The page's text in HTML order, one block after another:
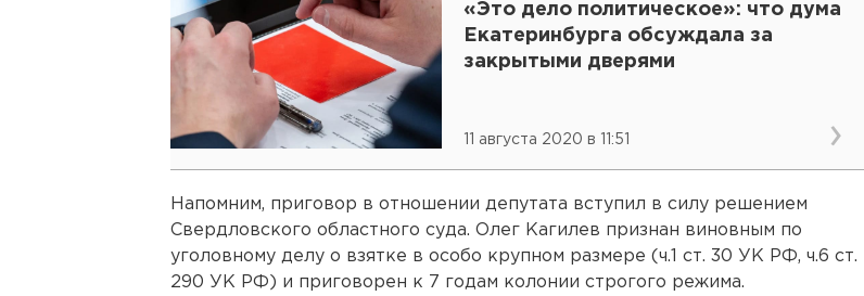
«Это дело политическое»: что дума
Екатеринбурга обсуждала за
закрытыми дверями
11 августа 2020 в 11:51
Напомним, приговор в отношении депутата вступил в силу решением
Свердловского областного суда. Олег Кагилев признан виновным по
уголовному делу о взятке в особо крупном размере (ч.1 ст. 30 УК РФ, ч.6 ст.
290 УК РФ) и приговорен к 7 годам колонии строгого режима.